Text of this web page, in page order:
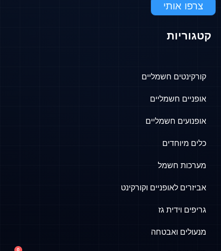
צרפו אותי
קטגוריות
קורקינטים חשמליים
אופניים חשמליים
אופנועים חשמליים
כלים מיוחדים
מערכות חשמל
אביזרים לאופניים וקורקינט
גריפים וידית גז
מנעולים ואבטחה
0